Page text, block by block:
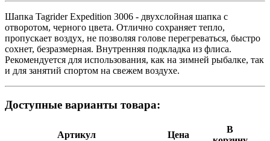
Шапка Tagrider Expedition 3006 - двухслойная шапка с
отворотом, черного цвета. Отлично сохраняет тепло,
пропускает воздух, не позволяя голове перегреваться, быстро
сохнет, безразмерная. Внутренняя подкладка из флиса.
Рекомендуется для использования, как на зимней рыбалке, так
и для занятий спортом на свежем воздухе.
Доступные варианты товара:
Артикул Цена
В